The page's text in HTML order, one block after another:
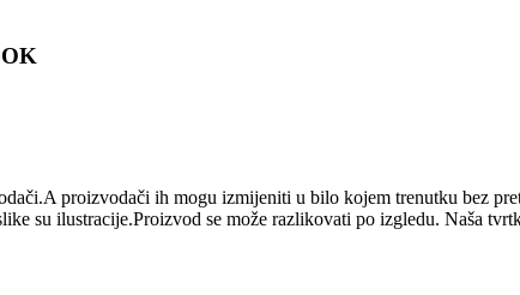
proizvodači ih mogu izmijeniti u bilo kojem trenutku bez
su ilustracije.Proizvod se može razlikovati po izgledu. Naša